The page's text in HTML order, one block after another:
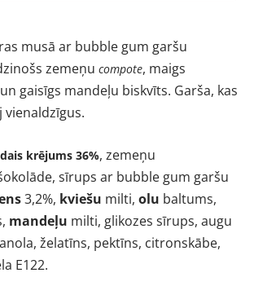
musā ar bubble gum garšu
zemeņu compote, maigs
gaisīgs mandeļu biskvīts. Garša, kas
krējums 36%, zemeņu
sīrups ar bubble gum garšu
3,2%, kviešu milti, olu baltums,
mandeļu milti, glikozes sīrups, augu
želatīns, pektīns, citronskābe,
E122.